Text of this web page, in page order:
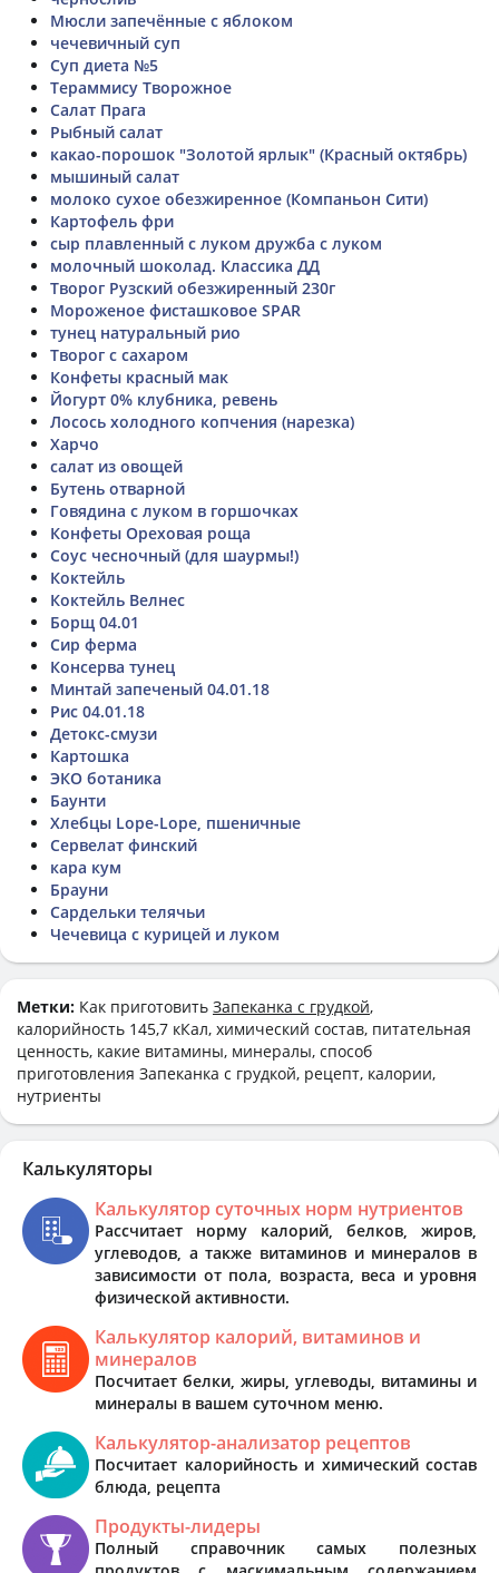
Мюсли запечённые с яблоком
чечевичный суп
Суп диета №5
Тераммису Творожное
Салат Прага
Рыбный салат
какао-порошок "Золотой ярлык" (Красный октябрь)
мышиный салат
молоко сухое обезжиренное (Компаньон Сити)
Картофель фри
сыр плавленный с луком дружба с луком
молочный шоколад. Классика ДД
Творог Рузский обезжиренный 230г
Мороженое фисташковое SPAR
тунец натуральный рио
Творог с сахаром
Конфеты красный мак
Йогурт 0% клубника, ревень
Лосось холодного копчения (нарезка)
Харчо
салат из овощей
Бутень отварной
Говядина с луком в горшочках
Конфеты Ореховая роща
Соус чесночный (для шаурмы!)
Коктейль
Коктейль Велнес
Борщ 04.01
Сир ферма
Консерва тунец
Минтай запеченый 04.01.18
Рис 04.01.18
Детокс-смузи
Картошка
ЭКО ботаника
Баунти
Хлебцы Lope-Lope, пшеничные
Сервелат финский
кара кум
Брауни
Сардельки телячьи
Чечевица с курицей и луком
Метки: Как приготовить Запеканка с грудкой,
калорийность 145,7 кКал, химический состав, питательная
ценность, какие витамины, минералы, способ
приготовления Запеканка с грудкой, рецепт, калории,
нутриенты
Калькуляторы
Калькулятор суточных норм нутриентов
Рассчитает норму калорий, белков, жиров,
углеводов, а также витаминов и минералов в
зависимости от пола, возраста, веса и уровня
физической активности.
Калькулятор калорий, витаминов и
минералов
Посчитает белки, жиры, углеводы, витамины и
минералы в вашем суточном меню.
Калькулятор-анализатор рецептов
Посчитает калорийность и химический состав
блюда, рецепта
Продукты-лидеры
Полный справочник самых полезных